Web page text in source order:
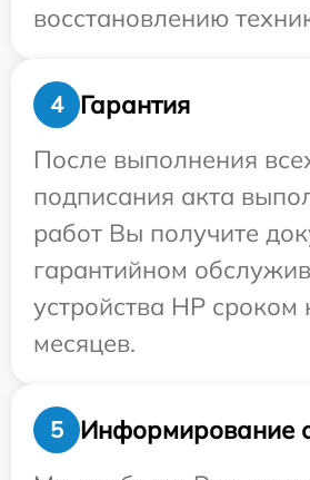
восстановлению
4
Гарантия
После выполнения
подписания акта
работ Вы получите
гарантийном
устройства HP сроком
месяцев.
5
Информирование